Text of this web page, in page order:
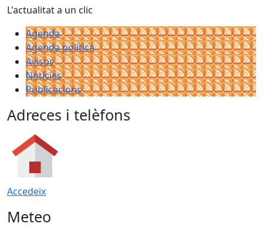
L'actualitat a un clic
Agenda
Agenda política
Avisos
Notícies
Publicacions
Adreces i telèfons
Accedeix
Meteo